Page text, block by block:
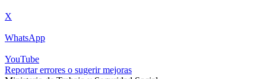
X
WhatsApp
YouTube
Reportar errores o sugerir mejoras